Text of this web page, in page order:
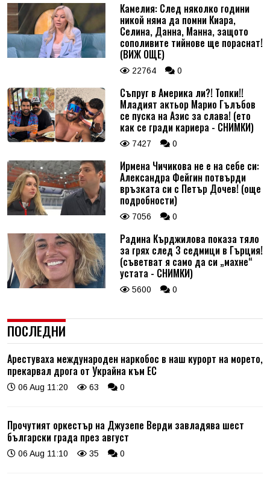
Камелия: След няколко години
никой няма да помни Киара,
Селина, Данна, Манна, защото
сополивите тийнове ще пораснат!
(ВИЖ ОЩЕ)
22764 0
Съпруг в Америка ли?! Топки!!
Младият актьор Марио Гълъбов
се пуска на Азис за слава! (ето
как се гради кариера - СНИМКИ)
7427 0
Ирмена Чичикова не е на себе си:
Александра Фейгин потвърди
връзката си с Петър Дочев! (още
подробности)
7056 0
Радина Кърджилова показа тяло
за грях след 3 седмици в Гърция!
(съветват я само да си „махне“
устата - СНИМКИ)
5600 0
ПОСЛЕДНИ
Арестуваха международен наркобос в наш курорт на морето,
прекарвал дрога от Украйна към ЕС
06 Aug 11:20 63 0
Прочутият оркестър на Джузепе Верди завладява шест
български града през август
06 Aug 11:10 35 0